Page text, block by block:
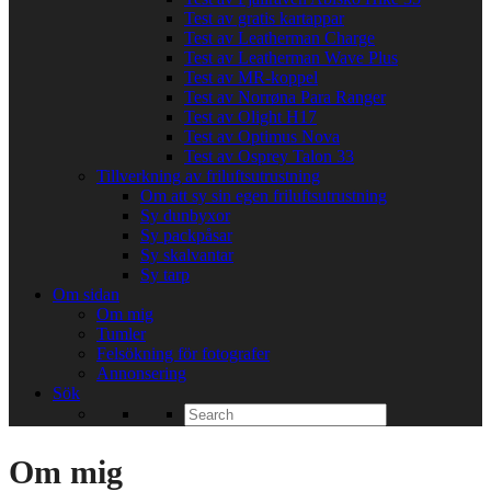
Test av gratis kartappar
Test av Leatherman Charge
Test av Leatherman Wave Plus
Test av MR-koppel
Test av Norrøna Para Ranger
Test av Olight H17
Test av Optimus Nova
Test av Osprey Talon 33
Tillverkning av friluftsutrustning
Om att sy sin egen friluftsutrustning
Sy dunbyxor
Sy packpåsar
Sy skalvantar
Sy tarp
Om sidan
Om mig
Tumler
Felsökning för fotografer
Annonsering
Sök
Search
for:
Om mig